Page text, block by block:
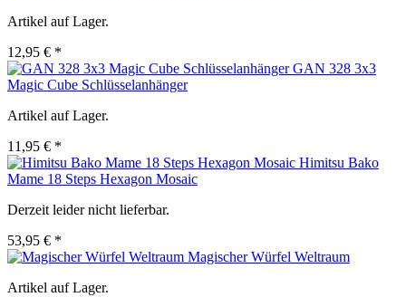
Artikel auf Lager.
12,95 € *
GAN 328 3x3
Magic Cube Schlüsselanhänger
Artikel auf Lager.
11,95 € *
Himitsu Bako
Mame 18 Steps Hexagon Mosaic
Derzeit leider nicht lieferbar.
53,95 € *
Magischer Würfel Weltraum
Artikel auf Lager.